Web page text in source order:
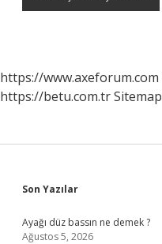
https://www.axeforum.com
https://betu.com.trSitemap
Sidebar
Son Yazılar
Ayağı düz bassın ne demek ?
Ağustos 5, 2026